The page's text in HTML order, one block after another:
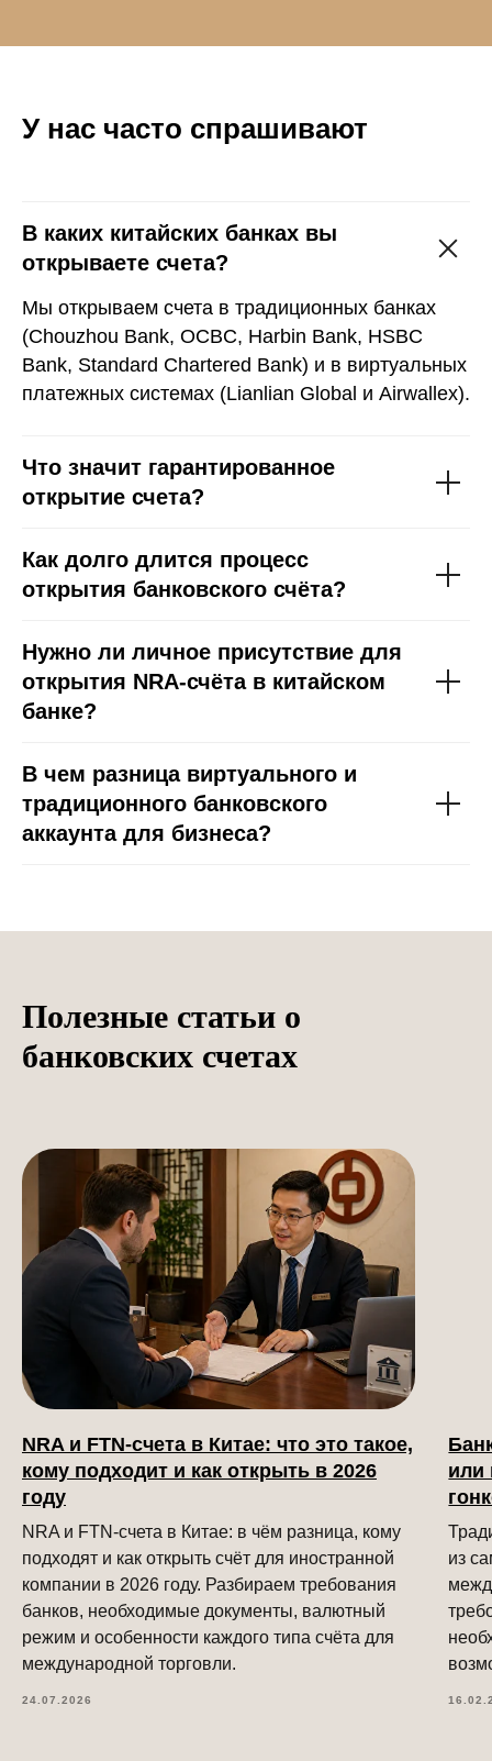
У нас часто спрашивают
В каких китайских банках вы
открываете счета?
Мы открываем счета в традиционных банках
(Chouzhou Bank, OCBC, Harbin Bank, HSBC
Bank, Standard Chartered Bank) и в виртуальных
платежных системах (Lianlian Global и Airwallex).
Что значит гарантированное
открытие счета?
Как долго длится процесс
открытия банковского счёта?
Нужно ли личное присутствие для
открытия NRA-счёта в китайском
банке?
В чем разница виртуального и
традиционного банковского
аккаунта для бизнеса?
Полезные статьи о
банковских счетах
NRA и FTN-счета в Китае: что это такое,
кому подходит и как открыть в 2026
году
NRA и FTN-счета в Китае: в чём разница, кому
подходят и как открыть счёт для иностранной
компании в 2026 году. Разбираем требования
банков, необходимые документы, валютный
режим и особенности каждого типа счёта для
международной торговли.
24.07.2026
или
из